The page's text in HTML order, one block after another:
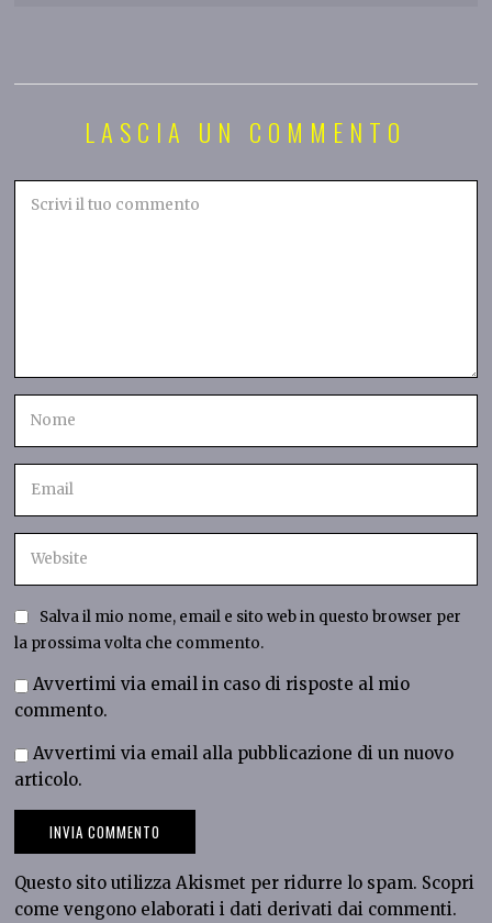
LASCIA UN COMMENTO
Salva il mio nome, email e sito web in questo browser per
la prossima volta che commento.
Avvertimi via email in caso di risposte al mio
commento.
Avvertimi via email alla pubblicazione di un nuovo
articolo.
Questo sito utilizza Akismet per ridurre lo spam. Scopri
come vengono elaborati i dati derivati dai commenti.